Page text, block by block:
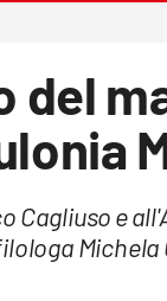
del
e